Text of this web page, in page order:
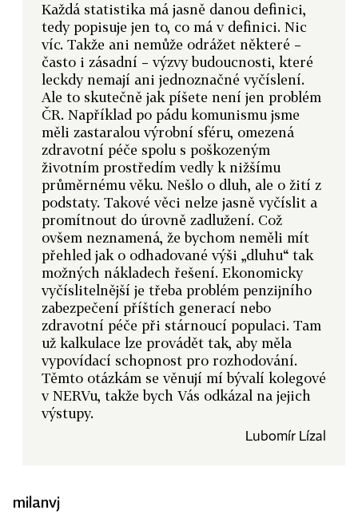
Každá statistika má jasně danou definici,
tedy popisuje jen to, co má v definici. Nic
víc. Takže ani nemůže odrážet některé –
často i zásadní – výzvy budoucnosti, které
leckdy nemají ani jednoznačné vyčíslení.
Ale to skutečně jak píšete není jen problém
ČR. Například po pádu komunismu jsme
měli zastaralou výrobní sféru, omezená
zdravotní péče spolu s poškozeným
životním prostředím vedly k nižšímu
průměrnému věku. Nešlo o dluh, ale o žití z
podstaty. Takové věci nelze jasně vyčíslit a
promítnout do úrovně zadlužení. Což
ovšem neznamená, že bychom neměli mít
přehled jak o odhadované výši „dluhu“ tak
možných nákladech řešení. Ekonomicky
vyčíslitelnější je třeba problém penzijního
zabezpečení příštích generací nebo
zdravotní péče při stárnoucí populaci. Tam
už kalkulace lze provádět tak, aby měla
vypovídací schopnost pro rozhodování.
Těmto otázkám se věnují mí bývalí kolegové
v NERVu, takže bych Vás odkázal na jejich
výstupy.
Lubomír Lízal
milanvj